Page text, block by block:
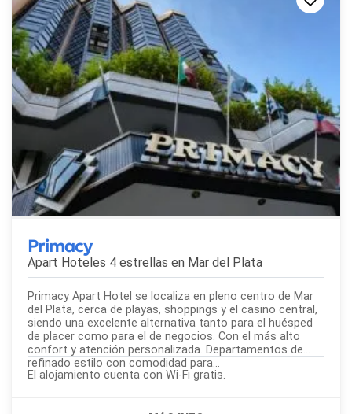
Primacy
Apart Hoteles 4 estrellas en Mar del Plata
Primacy Apart Hotel se localiza en pleno centro de Mar
del Plata, cerca de playas, shoppings y el casino central,
siendo una excelente alternativa tanto para el huésped
de placer como para el de negocios. Con el más alto
confort y atención personalizada. Departamentos de
refinado estilo con comodidad para...
El alojamiento cuenta con Wi-Fi gratis.